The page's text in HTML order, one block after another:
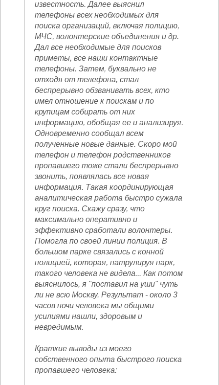
известность. Далее выяснил
телефоны всех необходимых для
поиска организаций, включая полицию,
МЧС, волонтерские объединения и др.
Дал все необходимые для поисков
приметы, все наши контактные
телефоны. Затем, буквально не
отходя от телефона, стал
беспрерывно обзванивать всех, кто
имел отношение к поискам и по
крупицам собирать от них
информацию, обобщая ее и анализируя.
Одновременно сообщал всем
полученные новые данные. Скоро мой
телефон и телефон родственников
пропавшего тоже стали беспрерывно
звонить, появлялась все новая
информация. Такая координирующая
аналитическая работа быстро сужала
круг поиска. Скажу сразу, что
максимально оперативно и
эффективно сработали волонтеры.
Помогла по своей линии полиция. В
большом парке связались с конной
полицией, которая, патрулируя парк,
такого человека не видела... Как потом
выяснилось, я "поставил на уши" чуть
ли не всю Москву. Результат - около 3
часов ночи человека мы общими
усилиями нашли, здоровым и
невредимым.
Краткие выводы из моего
собственного опыта быстрого поиска
пропавшего человека: